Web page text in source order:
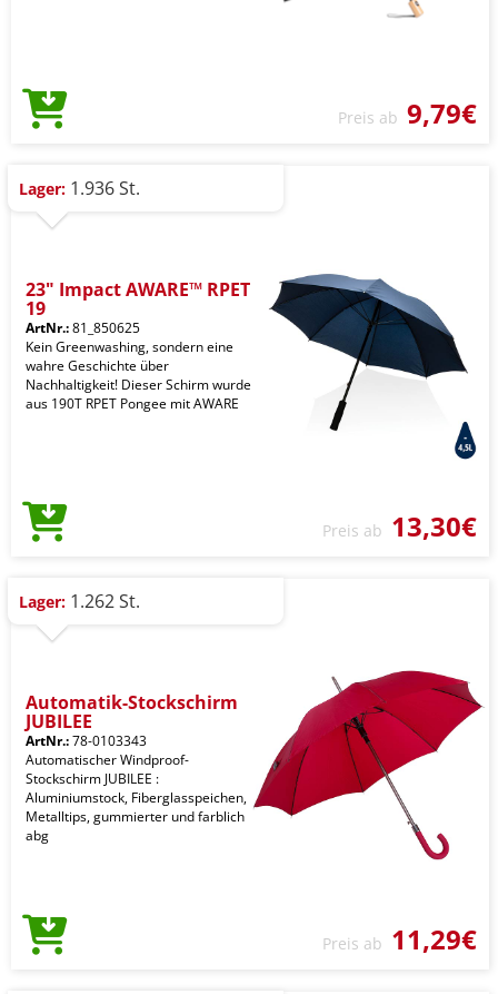
Preis ab 9,79€
Lager: 1.936 St.
23" Impact AWARE™ RPET
19
ArtNr.:81_850625
Kein Greenwashing, sondern eine
wahre Geschichte über
Nachhaltigkeit! Dieser Schirm wurde
aus 190T RPET Pongee mit AWARE
Preis ab 13,30€
Lager: 1.262 St.
Automatik-Stockschirm
JUBILEE
ArtNr.:78-0103343
Automatischer Windproof-
Stockschirm JUBILEE :
Aluminiumstock, Fiberglasspeichen,
Metalltips, gummierter und farblich
abg
Preis ab 11,29€